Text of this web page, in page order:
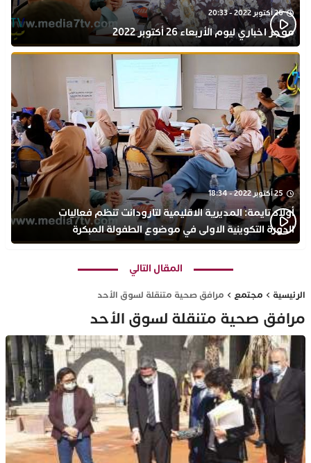
26 أكتوبر 2022 - 20:33
موجز اخباري ليوم الأربعاء 26 أكتوبر 2022
25 أكتوبر 2022 - 18:34
أولاد تايمة: المديرية الاقليمية لتارودانت تنظم فعاليات
الدورة التكوينية الاولى في موضوع الطفولة المبكرة
بمركز التكوين ثانوية الحسن الثاني التأهيلية
المقال التالي
الرئيسية مجتمع مرافق صحية متنقلة لسوق الأحد
مرافق صحية متنقلة لسوق الأحد